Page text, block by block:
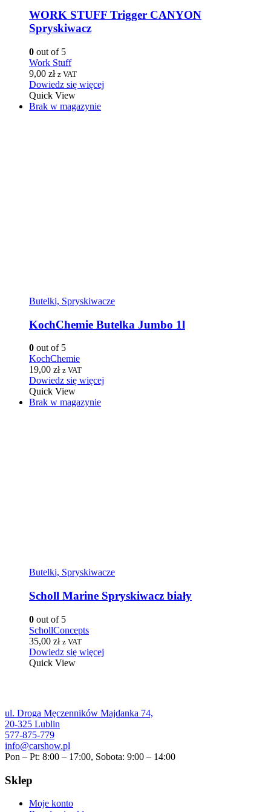
WORK STUFF Trigger CANYON
Spryskiwacz
0 out of 5
Work Stuff
9,00 zł z VAT
Dowiedz się więcej
Quick View
Brak w magazynie
Butelki, Spryskiwacze
KochChemie Butelka Jumbo 1l
0 out of 5
KochChemie
19,00 zł z VAT
Dowiedz się więcej
Quick View
Brak w magazynie
Butelki, Spryskiwacze
Scholl Marine Spryskiwacz biały
0 out of 5
SchollConcepts
35,00 zł z VAT
Dowiedz się więcej
Quick View
ul. Droga Męczenników Majdanka 74,
20-325 Lublin
577-875-779
info@carshow.pl
Pon – Pt: 8:00 – 17:00, Sobota: 9:00 – 14:00
Sklep
Moje konto